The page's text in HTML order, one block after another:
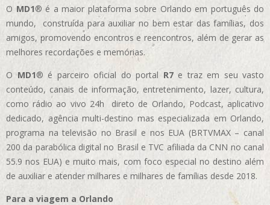
O MD1® é a maior plataforma sobre Orlando em português do
mundo, construída para auxiliar no bem estar das famílias, dos
amigos, promovendo encontros e reencontros, além de gerar as
melhores recordações e memórias.
OMD1® é parceiro oficial do portal R7e traz em seu vasto
conteúdo, canais de informação, entretenimento, lazer, cultura,
como rádio ao vivo 24h direto de Orlando, Podcast, aplicativo
dedicado, agência multi-destino mas especializada em Orlando,
programa na televisão no Brasil e nos EUA (BRTVMAX – canal
200 da parabólica digital no Brasil e TVC afiliada da CNN no canal
55.9 nos EUA) e muito mais, com foco especial no destino além
de auxiliar e atender milhares e milhares de famílias desde 2018.
Para a viagem a Orlando